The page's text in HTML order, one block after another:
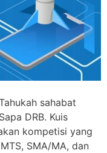
sahabat
DRB. Kuis
kompetisi yang
SMA/MA, dan